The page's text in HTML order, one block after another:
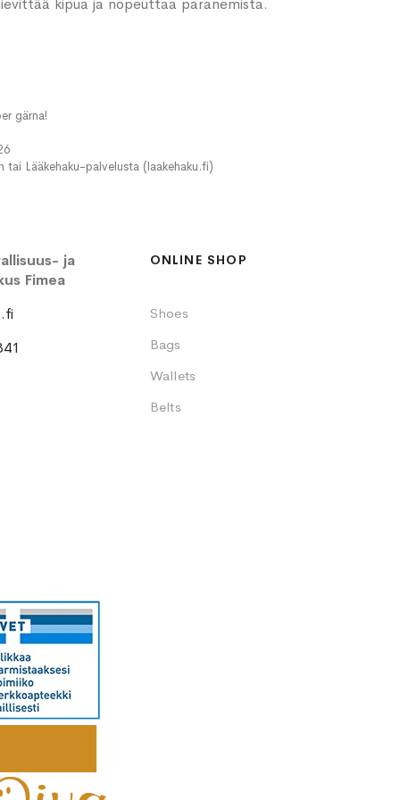
kipua ja nopeuttaa paranemista.
gärna!
Lääkehaku-palvelusta (laakehaku.fi)
ja
Fimea
ONLINE SHOP
Shoes
Bags
Wallets
Belts